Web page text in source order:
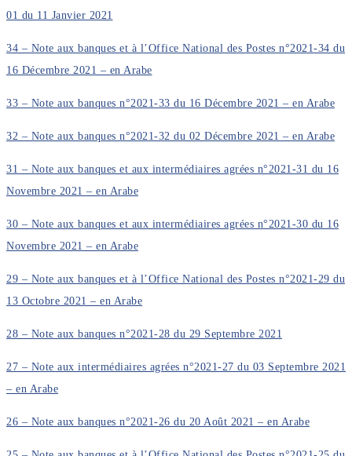
01 du 11 Janvier 2021
34 – Note aux banques et à l’Office National des Postes n°2021-34 du
16 Décembre 2021 – en Arabe
33 – Note aux banques n°2021-33 du 16 Décembre 2021 – en Arabe
32 – Note aux banques n°2021-32 du 02 Décembre 2021 – en Arabe
31 – Note aux banques et aux intermédiaires agrées n°2021-31 du 16
Novembre 2021 – en Arabe
30 – Note aux banques et aux intermédiaires agrées n°2021-30 du 16
Novembre 2021 – en Arabe
29 – Note aux banques et à l’Office National des Postes n°2021-29 du
13 Octobre 2021 – en Arabe
28 – Note aux banques n°2021-28 du 29 Septembre 2021
27 – Note aux intermédiaires agrées n°2021-27 du 03 Septembre 2021
– en Arabe
26 – Note aux banques n°2021-26 du 20 Août 2021 – en Arabe